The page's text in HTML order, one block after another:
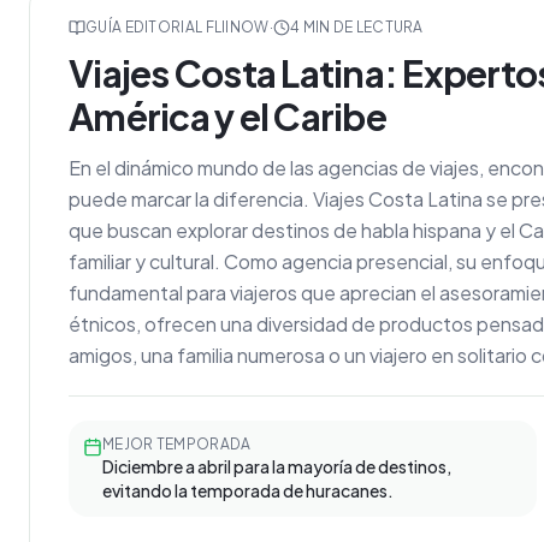
GUÍA EDITORIAL FLIINOW· 4 MIN DE LECTURA
Viajes Costa Latina:
América y el Caribe
En el dinámico mundo de las agencias de viajes,
puede marcar la diferencia. Viajes Costa Latina se
que buscan explorar destinos de habla hispana y el
familiar y cultural. Como agencia presencial, su
fundamental para viajeros que aprecian el
étnicos, ofrecen una diversidad de productos
amigos, una familia numerosa o un viajero en
MEJOR TEMPORADA
Diciembre a abril para la mayoría de destinos,
evitando la temporada de huracanes.